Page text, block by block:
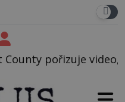
na kterém před